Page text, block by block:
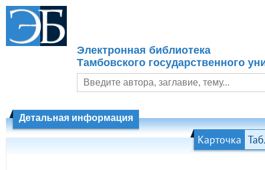
Электронная библиотека
Тамбовского государственного
Детальная информация
Карточка